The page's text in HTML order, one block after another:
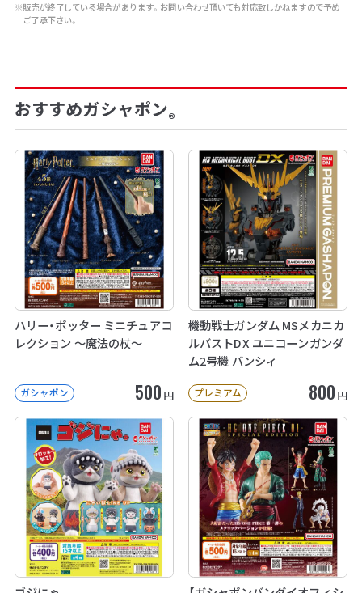
※販売が終了している場合があります。お問い合わせ頂いても対応致しかねますので予め
ご了承下さい。
おすすめガシャポン®
ハリー・ポッター ミニチュアコ
レクション ～魔法の杖～
ガシャポン 500 円
機動戦士ガンダム MSメカニカ
ルバストDX ユニコーンガンダ
ム2号機 バンシィ
プレミアム 800 円